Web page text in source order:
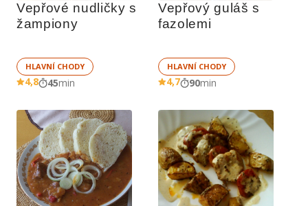
Vepřové nudličky s
žampiony
HLAVNÍ CHODY
4,8 45min
Vepřový guláš s
fazolemi
HLAVNÍ CHODY
4,7 90min